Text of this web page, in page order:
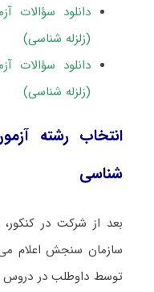
(زلزله شناسی)
(زلزله شناسی)
انتخاب رشته
شناسی
بعد از شرکت در کنکور،
سازمان سنجش اعلام
توسط داوطلب در دروس